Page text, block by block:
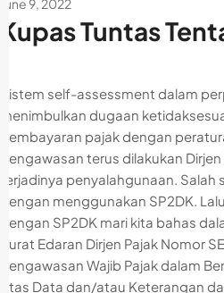
June 9, 2022
Kupas Tuntas
Sistem self-assessment dalam
menimbulkan dugaan
pembayaran pajak dengan
Pengawasan terus dilakukan
terjadinya penyalahgunaan. Salah
dengan menggunakan SP2DK.
dengan SP2DK mari kita bahas
Surat Edaran Dirjen Pajak Nomor
Pengawasan Wajib Pajak dalam
Atas Data dan/atau Keterangan